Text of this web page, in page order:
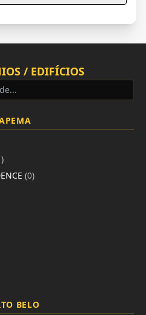
/ EDIFÍCIOS
(0)
BELO